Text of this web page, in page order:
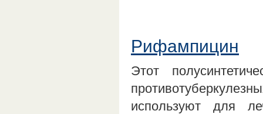
Рифампицин
Этот
используют для